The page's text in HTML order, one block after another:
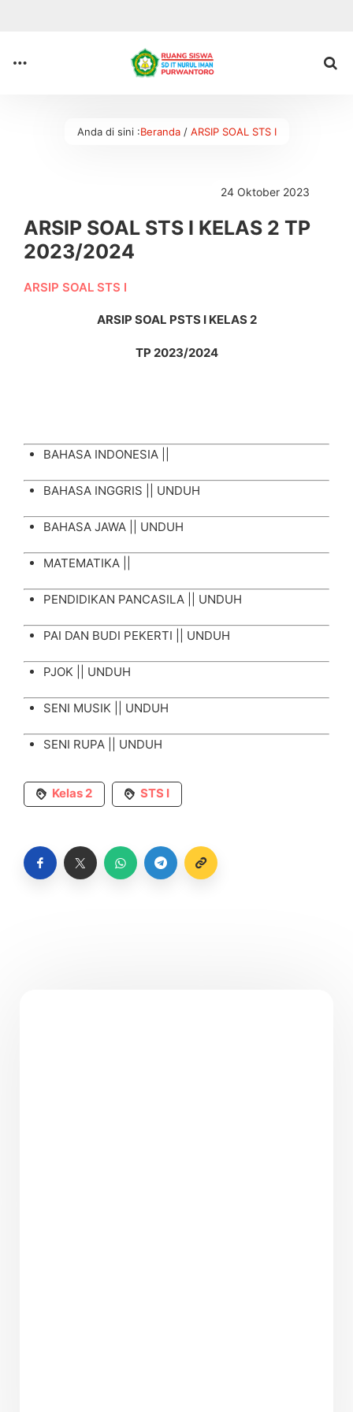
Anda di sini :Beranda/ ARSIP SOAL STS I
24 Oktober 2023
ARSIP SOAL STS I KELAS 2 TP
2023/2024
ARSIP SOAL STS I
ARSIP SOAL PSTS I KELAS 2
TP 2023/2024
BAHASA INDONESIA ||
BAHASA INGGRIS || UNDUH
BAHASA JAWA || UNDUH
MATEMATIKA ||
PENDIDIKAN PANCASILA || UNDUH
PAI DAN BUDI PEKERTI || UNDUH
PJOK || UNDUH
SENI MUSIK || UNDUH
SENI RUPA || UNDUH
Kelas 2 STS I